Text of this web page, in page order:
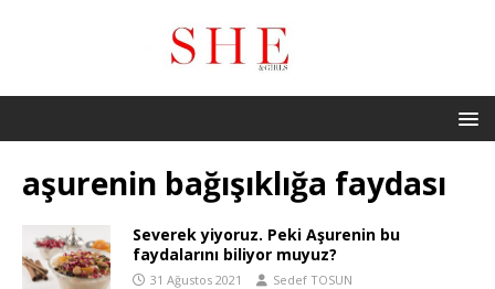
aşurenin bağışıklığa faydası
Severek yiyoruz. Peki Aşurenin bu
faydalarını biliyor muyuz?
31 Ağustos 2021 Sedef TOSUN